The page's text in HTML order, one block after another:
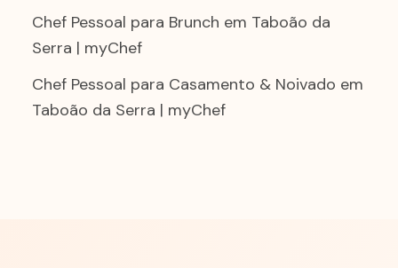
Chef Pessoal para Brunch em Taboão da
Serra | myChef
Chef Pessoal para Casamento & Noivado em
Taboão da Serra | myChef